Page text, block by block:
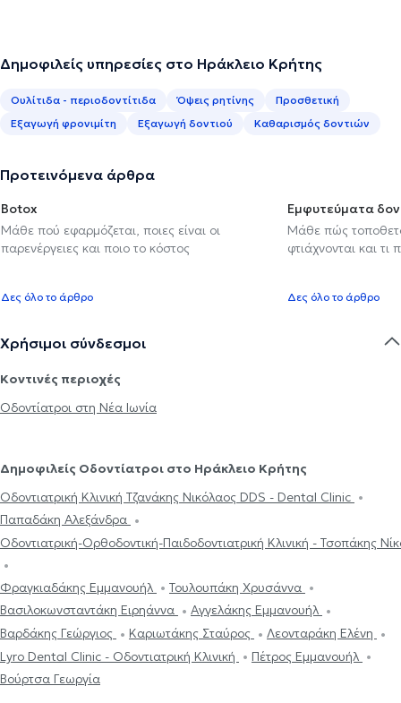
Δημοφιλείς υπηρεσίες στο Ηράκλειο Κρήτης
Ουλίτιδα - περιοδοντίτιδα Όψεις ρητίνης
Προσθετική
Εξαγωγή φρονιμίτη
Εξαγωγή δοντιού Καθαρισμός δοντιών
Προτεινόμενα άρθρα
Botox
Μάθε πού εφαρμόζεται, ποιες είναι οι
παρενέργειες και ποιο το κόστος
Δες όλο το άρθρο
Εμφυτεύματα
Μάθε πώς
φτιάχνονται και τι
Δες όλο το άρθρο
Χρήσιμοι σύνδεσμοι
Κοντινές περιοχές
Οδοντίατροι στη Νέα Ιωνία
Δημοφιλείς Οδοντίατροι στο Ηράκλειο Κρήτης
Οδοντιατρική Κλινική Τζανάκης Νικόλαος DDS - Dental Clinic
Παπαδάκη Αλεξάνδρα
Οδοντιατρική-Ορθοδοντική-Παιδοδοντιατρική Κλινική - Τσοπάκης
Φραγκιαδάκης Εμμανουήλ
Τουλουπάκη Χρυσάννα
Βασιλοκωνσταντάκη Ειρηάννα
Αγγελάκης Εμμανουήλ
Βαρδάκης Γεώργιος
Καριωτάκης Σταύρος
Λεονταράκη Ελένη
Lyro Dental Clinic - Οδοντιατρική Κλινική
Πέτρος Εμμανουήλ
Βούρτσα Γεωργία